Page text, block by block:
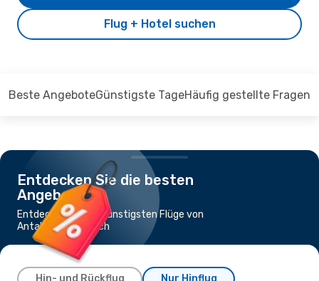
Flug + Hotel suchen
Beste AngeboteGünstigste TageHäufig gestellte Fragen
Entdecken Sie die besten
Angebote
Entdecken Sie die günstigsten Flüge von
Antalya nach Zürich
Hin- und Rückflug Nur Hinflug